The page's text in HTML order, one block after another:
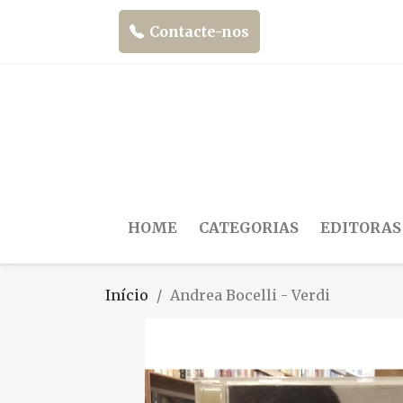
Contacte-nos
HOME CATEGORIAS EDITORAS
Início Andrea Bocelli - Verdi